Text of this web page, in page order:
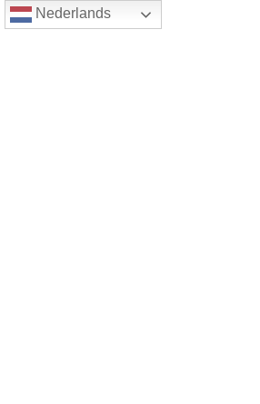
Nederlands